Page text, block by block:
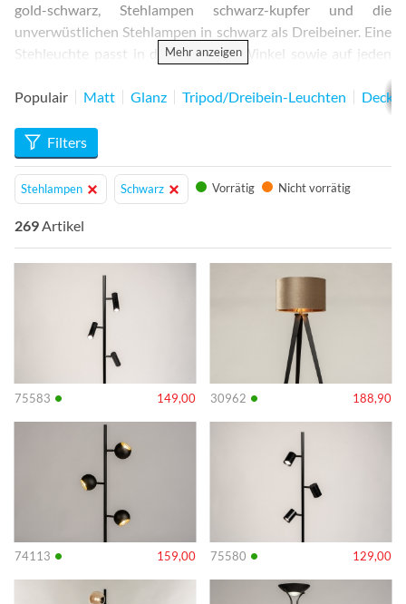
gold-schwarz, Stehlampen schwarz-kupfer und die
unverwüstlichen Stehlampen in schwarz als Dreibeiner. Eine
Stehleuchte passt in den kleinsten Winkel sowie auf jeden
Mit einer Stehlampe setzen Sie Akzente und verleihen Ihren
Mehr anzeigen
Populair Matt Glanz Tripod/Dreibein-Leuchten
Filters
Stehlampen Schwarz Vorrätig Nicht vorrätig
269Artikel
75583 • 149,00
Info
30962 • 188,90
Info
74113 • 159,00
Info
75580 • 129,00
Info
Info Info